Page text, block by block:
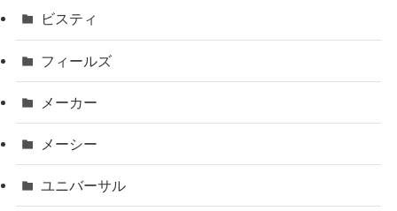
ビスティ
フィールズ
メーカー
メーシー
ユニバーサル